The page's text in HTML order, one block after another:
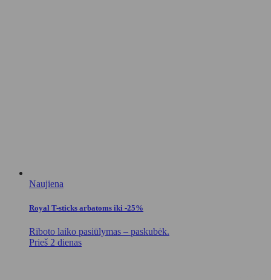
Naujiena
Royal T-sticks arbatoms iki -25%
Riboto laiko pasiūlymas – paskubėk.
Prieš 2 dienas